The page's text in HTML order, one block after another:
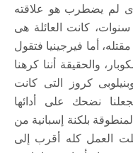
لم يضطرب هو علاقته
كانت العائلة هى
أما فيرجينيا فتقول
والحقيقة أننا كرهنا
كروز التى كانت
نضحك على أدائها
بلكنة إسبانية من
العمل كله أقرب إلى